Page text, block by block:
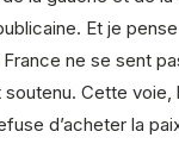
Et je
ne se sent
Cette voie,
d’acheter la